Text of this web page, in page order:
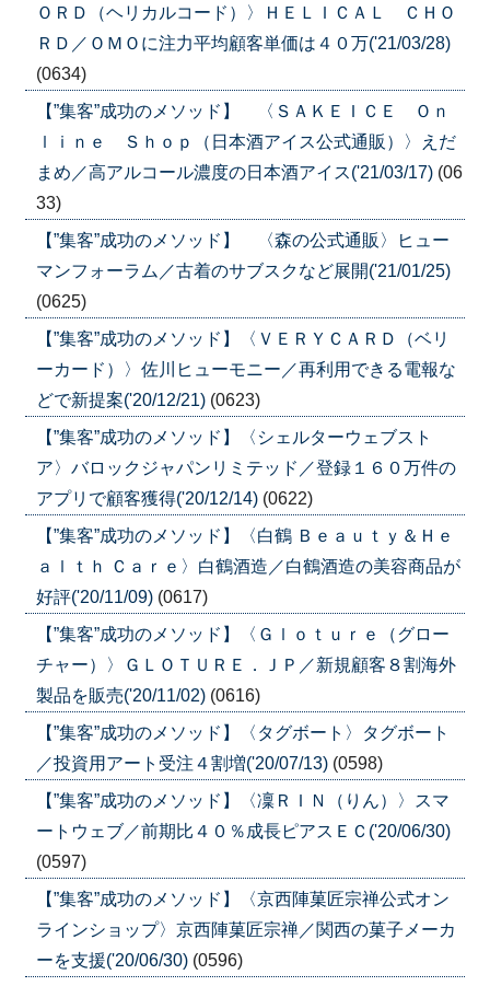
ＯＲＤ（ヘリカルコード）〉ＨＥＬＩＣＡＬ ＣＨＯ
ＲＤ／ＯＭＯに注力平均顧客単価は４０万('21/03/28)
(0634)
【”集客”成功のメソッド】 〈ＳＡＫＥＩＣＥ Ｏｎ
ｌｉｎｅ Ｓｈｏｐ（日本酒アイス公式通販）〉えだ
まめ／高アルコール濃度の日本酒アイス('21/03/17) (06
33)
【”集客”成功のメソッド】 〈森の公式通販〉ヒュー
マンフォーラム／古着のサブスクなど展開('21/01/25)
(0625)
【”集客”成功のメソッド】〈ＶＥＲＹＣＡＲＤ（ベリ
ーカード）〉佐川ヒューモニー／再利用できる電報な
どで新提案('20/12/21) (0623)
【”集客”成功のメソッド】〈シェルターウェブスト
ア〉バロックジャパンリミテッド／登録１６０万件の
アプリで顧客獲得('20/12/14) (0622)
【”集客”成功のメソッド】〈白鶴 Ｂｅａｕｔｙ＆Ｈｅ
ａｌｔｈ Ｃａｒｅ〉白鶴酒造／白鶴酒造の美容商品が
好評('20/11/09) (0617)
【”集客”成功のメソッド】〈Ｇｌｏｔｕｒｅ（グロー
チャー）〉ＧＬＯＴＵＲＥ．ＪＰ／新規顧客８割海外
製品を販売('20/11/02) (0616)
【”集客”成功のメソッド】〈タグボート〉タグボート
／投資用アート受注４割増('20/07/13) (0598)
【”集客”成功のメソッド】〈凜ＲＩＮ（りん）〉スマ
ートウェブ／前期比４０％成長ピアスＥＣ('20/06/30)
(0597)
【”集客”成功のメソッド】〈京西陣菓匠宗禅公式オン
ラインショップ〉京西陣菓匠宗禅／関西の菓子メーカ
ーを支援('20/06/30) (0596)